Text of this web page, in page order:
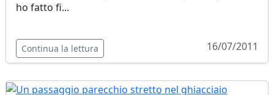
ho fatto fi...
Continua la lettura 16/07/2011